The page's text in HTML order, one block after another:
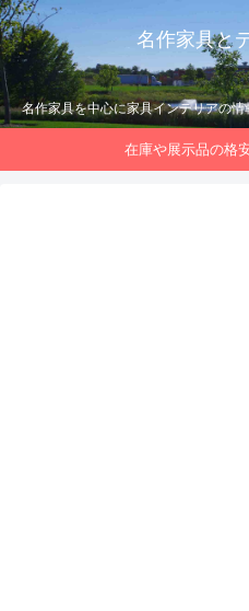
名作家具と
名作家具を中心に家具インテリアの
在庫や展示品の格